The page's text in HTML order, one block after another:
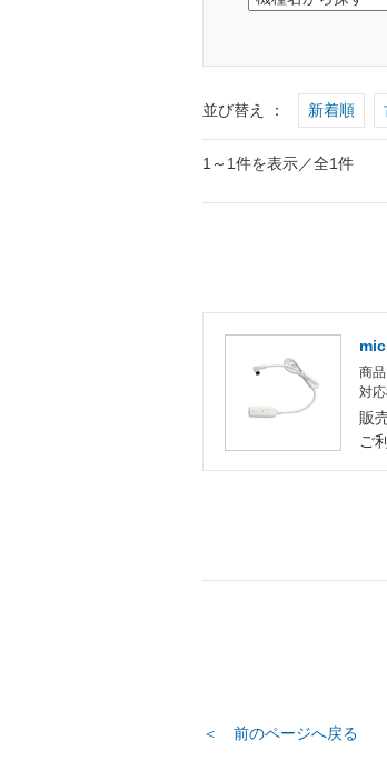
並び替え ： 新着順
1～1件を表示／全1件
商
対
販
ご
＜ 前のページへ戻る